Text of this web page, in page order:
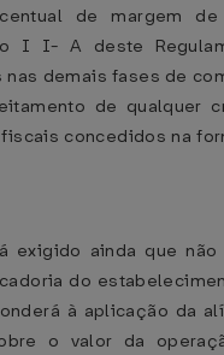
de margem de
I I- A deste
demais fases de
de qualquer
concedidos na
exigido ainda que não
do
à aplicação da
o valor da